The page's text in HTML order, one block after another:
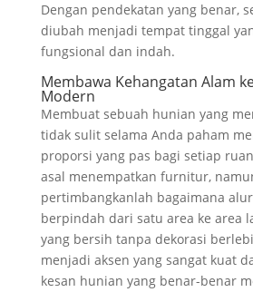
Dengan pendekatan yang benar,
diubah menjadi tempat tinggal
fungsional dan indah.
Membawa Kehangatan Alam
Modern
Membuat sebuah hunian yang
tidak sulit selama Anda paham
proporsi yang pas bagi setiap
asal menempatkan furnitur,
pertimbangkanlah bagaimana
berpindah dari satu area ke area
yang bersih tanpa dekorasi
menjadi aksen yang sangat kuat
kesan hunian yang benar-benar